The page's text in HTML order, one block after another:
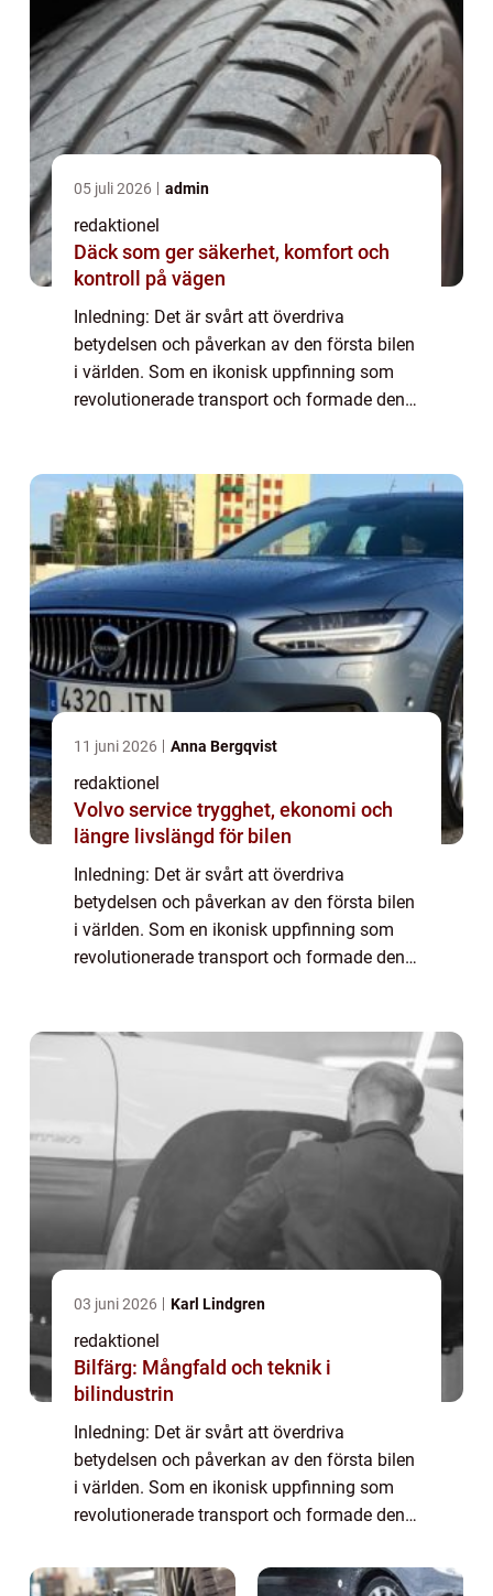
05 juli 2026 admin
redaktionel
Däck som ger säkerhet, komfort och
kontroll på vägen
Inledning: Det är svårt att överdriva
betydelsen och påverkan av den första bilen
i världen. Som en ikonisk uppfinning som
revolutionerade transport och formade den
högkvalitat...
11 juni 2026 Anna Bergqvist
redaktionel
Volvo service trygghet, ekonomi och
längre livslängd för bilen
Inledning: Det är svårt att överdriva
betydelsen och påverkan av den första bilen
i världen. Som en ikonisk uppfinning som
revolutionerade transport och formade den
högkvalitat...
03 juni 2026 Karl Lindgren
redaktionel
Bilfärg: Mångfald och teknik i
bilindustrin
Inledning: Det är svårt att överdriva
betydelsen och påverkan av den första bilen
i världen. Som en ikonisk uppfinning som
revolutionerade transport och formade den
både frihet och framsteg. I denna